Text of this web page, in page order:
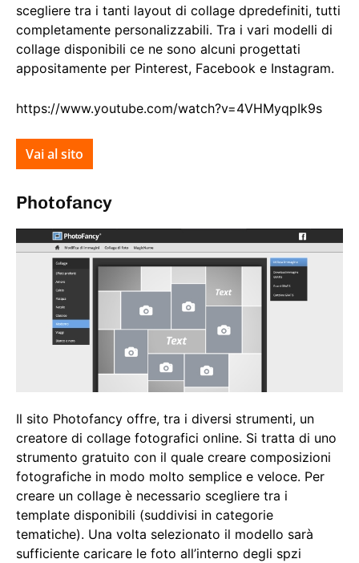
scegliere tra i tanti layout di collage dpredefiniti, tutti
completamente personalizzabili. Tra i vari modelli di
collage disponibili ce ne sono alcuni progettati
appositamente per Pinterest, Facebook e Instagram.
https://www.youtube.com/watch?v=4VHMyqpIk9s
Vai al sito
Photofancy
Il sito Photofancy offre, tra i diversi strumenti, un
creatore di collage fotografici online. Si tratta di uno
strumento gratuito con il quale creare composizioni
fotografiche in modo molto semplice e veloce. Per
creare un collage è necessario scegliere tra i
template disponibili (suddivisi in categorie
tematiche). Una volta selezionato il modello sarà
sufficiente caricare le foto all’interno degli spzi